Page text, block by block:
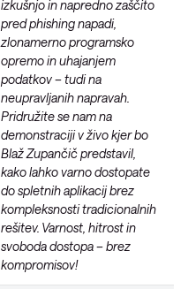
izkušnjo in napredno zaščito
pred phishing napadi,
zlonamerno programsko
opremo in uhajanjem
podatkov – tudi na
neupravljanih napravah.
Pridružite se nam na
demonstraciji v živo kjer bo
Blaž Zupančič predstavil,
kako lahko varno dostopate
do spletnih aplikacij brez
kompleksnosti tradicionalnih
rešitev. Varnost, hitrost in
svoboda dostopa – brez
kompromisov!